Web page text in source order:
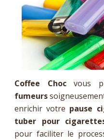
Coffee Chocvous
fumeurs
enrichir votre pause
tuber pour
pour faciliter le